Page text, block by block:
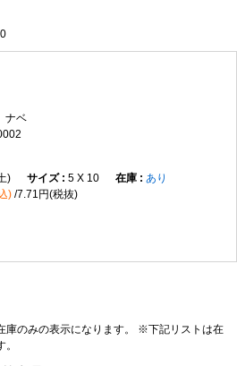
ナベ
) 5 X 10
あり
) 7.71円(税抜)
庫のみの表示になります。 ※下記リストは在